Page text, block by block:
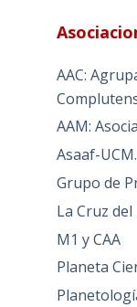
AAC:
AAM:
Asaaf-UCM.
Grupo de
La Cruz
M1 y CAA
Planeta